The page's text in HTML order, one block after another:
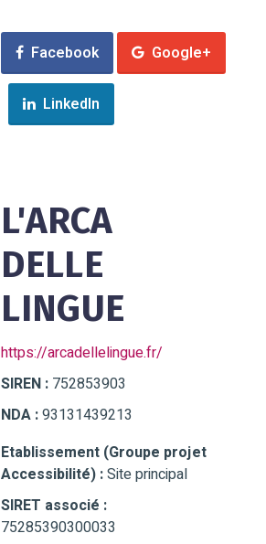
Facebook Google+
LinkedIn
L'ARCA
DELLE
LINGUE
https://arcadellelingue.fr/
SIREN : 752853903
NDA :93131439213
Etablissement (Groupe projet
Accessibilité) :Site principal
SIRET associé :
75285390300033